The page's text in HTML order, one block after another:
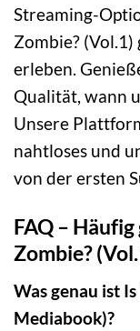
Streaming-
Zombie?
erleben.
Qualität, wann
Unsere
nahtloses und
von der ersten
FAQ –
Zombie?
Was genau ist
Mediabook)?